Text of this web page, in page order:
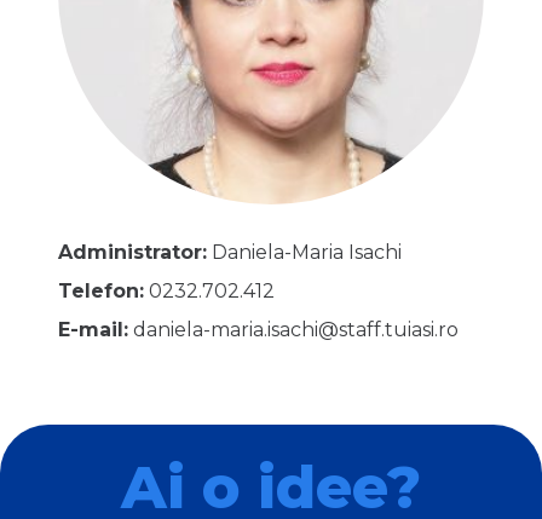
Administrator: Daniela-Maria Isachi
Telefon: 0232.702.412
E-mail: daniela-maria.isachi@staff.tuiasi.ro
Ai o idee?